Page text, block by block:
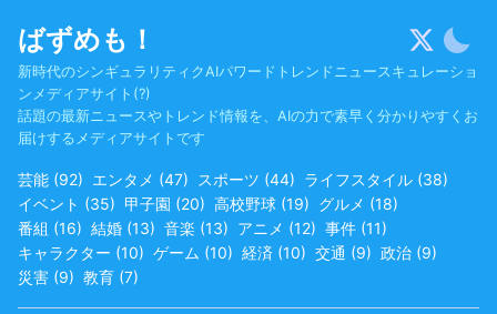
content
ばずめも！
新時代のシンギュラリティクAIパワードトレンドニュースキュレーショ
ンメディアサイト(?)
話題の最新ニュースやトレンド情報を、AIの力で素早く分かりやすくお
届けするメディアサイトです
芸能 (92) エンタメ (47) スポーツ (44) ライフスタイル (38)
イベント (35) 甲子園 (20) 高校野球 (19) グルメ (18)
番組 (16) 結婚 (13) 音楽 (13) アニメ (12) 事件 (11)
キャラクター (10) ゲーム (10) 経済 (10) 交通 (9) 政治 (9)
災害 (9) 教育 (7)